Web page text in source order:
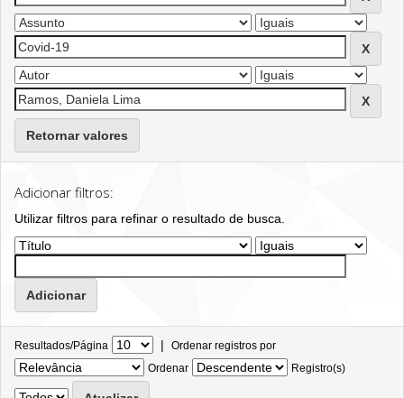
Retornar valores
Adicionar filtros:
Utilizar filtros para refinar o resultado de busca.
Resultados/Página | Ordenar registros por
Ordenar
Registro(s)